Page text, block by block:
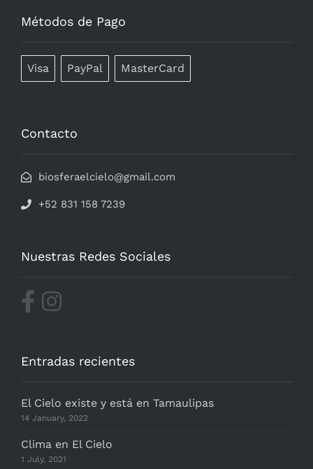
Métodos de Pago
Visa PayPal MasterCard
Contacto
biosferaelcielo@gmail.com
+52 831 158 7239
Nuestras Redes Sociales
Entradas recientes
El Cielo existe y está en Tamaulipas
14 January, 2022
Clima en El Cielo
1 July, 2021